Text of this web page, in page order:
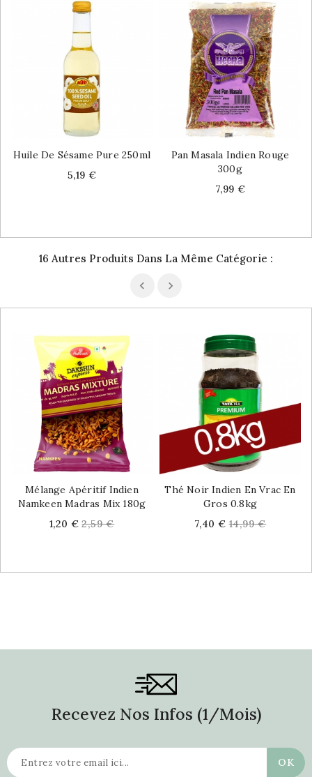
Huile De Sésame Pure 250ml
Price
5,19 €
Pan Masala Indien Rouge
300g
Price
7,99 €
16 Autres Produits Dans La Même Catégorie :
Mélange Apéritif Indien
Namkeen Madras Mix 180g
Price
1,20 € Regular
2,59 €
Thé Noir Indien En Vrac En
Gros 0.8kg
Price
7,40 € Regular
14,99 €
Recevez Nos Infos (1/mois)